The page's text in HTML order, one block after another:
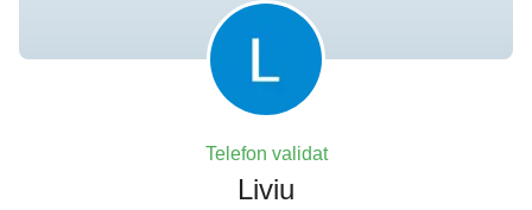
Telefon validat
Liviu